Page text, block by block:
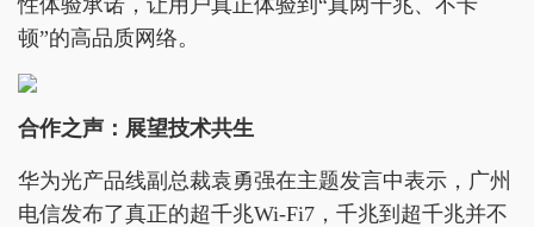
性体验承诺，让用户真正体验到“真两千兆、不卡
顿”的高品质网络。
合作之声：展望技术共生
华为光产品线副总裁袁勇强在主题发言中表示，广州
电信发布了真正的超千兆Wi-Fi7，千兆到超千兆并不